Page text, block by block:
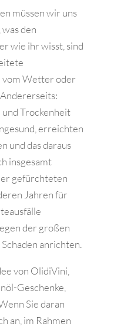
müssen wir uns
den
wie ihr wisst, sind
vom Wetter oder
Trockenheit
erreichten
und das daraus
insgesamt
gefürchteten
Jahren für
der großen
anrichten.
von OlidiVini,
Geschenke,
Sie daran
an, im Rahmen